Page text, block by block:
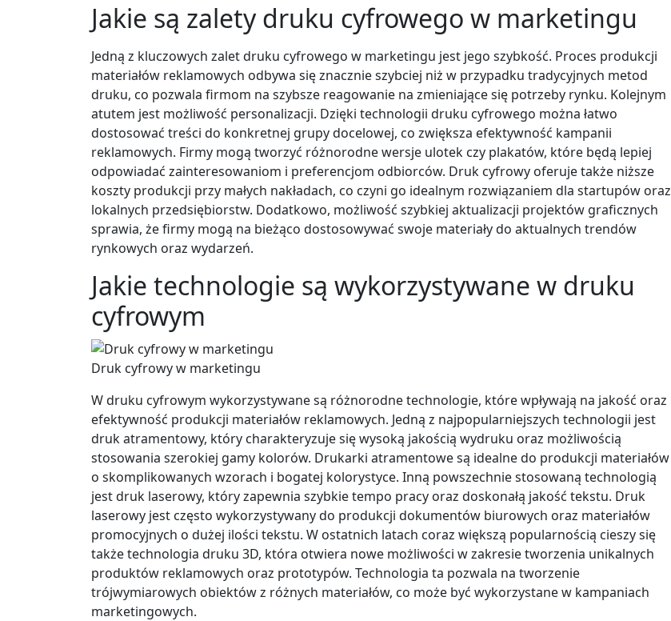
Jakie są zalety druku cyfrowego w marketingu
Jedną z kluczowych zalet druku cyfrowego w marketingu jest jego szybkość. Proces produkcji
materiałów reklamowych odbywa się znacznie szybciej niż w przypadku tradycyjnych metod
druku, co pozwala firmom na szybsze reagowanie na zmieniające się potrzeby rynku. Kolejnym
atutem jest możliwość personalizacji. Dzięki technologii druku cyfrowego można łatwo
dostosować treści do konkretnej grupy docelowej, co zwiększa efektywność kampanii
reklamowych. Firmy mogą tworzyć różnorodne wersje ulotek czy plakatów, które będą lepiej
odpowiadać zainteresowaniom i preferencjom odbiorców. Druk cyfrowy oferuje także niższe
koszty produkcji przy małych nakładach, co czyni go idealnym rozwiązaniem dla startupów oraz
lokalnych przedsiębiorstw. Dodatkowo, możliwość szybkiej aktualizacji projektów graficznych
sprawia, że firmy mogą na bieżąco dostosowywać swoje materiały do aktualnych trendów
rynkowych oraz wydarzeń.
Jakie technologie są wykorzystywane w druku
cyfrowym
Druk cyfrowy w marketingu
W druku cyfrowym wykorzystywane są różnorodne technologie, które wpływają na jakość oraz
efektywność produkcji materiałów reklamowych. Jedną z najpopularniejszych technologii jest
druk atramentowy, który charakteryzuje się wysoką jakością wydruku oraz możliwością
stosowania szerokiej gamy kolorów. Drukarki atramentowe są idealne do produkcji materiałów
o skomplikowanych wzorach i bogatej kolorystyce. Inną powszechnie stosowaną technologią
jest druk laserowy, który zapewnia szybkie tempo pracy oraz doskonałą jakość tekstu. Druk
laserowy jest często wykorzystywany do produkcji dokumentów biurowych oraz materiałów
promocyjnych o dużej ilości tekstu. W ostatnich latach coraz większą popularnością cieszy się
także technologia druku 3D, która otwiera nowe możliwości w zakresie tworzenia unikalnych
produktów reklamowych oraz prototypów. Technologia ta pozwala na tworzenie
trójwymiarowych obiektów z różnych materiałów, co może być wykorzystane w kampaniach
marketingowych.